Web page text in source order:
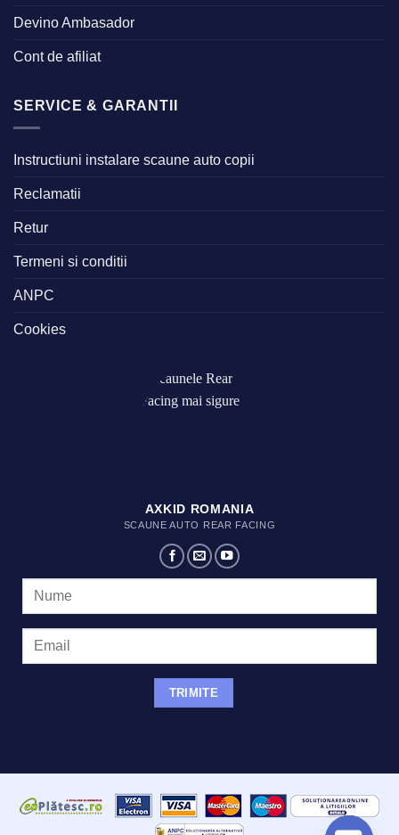
Devino Ambasador
Cont de afiliat
SERVICE & GARANTII
Instructiuni instalare scaune auto copii
Reclamatii
Retur
Termeni si conditii
ANPC
Cookies
AXKID ROMANIA
SCAUNE AUTO REAR FACING